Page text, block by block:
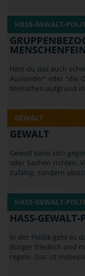
HASS-GEWALT-
Hast du das auch
Ausländer" oder "die
Menschen aufgrund
GEWALT
GEWALT
Gewalt kann sich
oder Sachen richten.
zufällig, sondern
HASS-GEWALT-
HASS-
In der Politik geht es
Bürger friedlich und
regeln. Das ist